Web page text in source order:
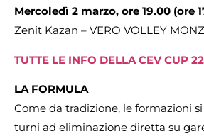
Mercoledì 2 marzo, ore 19.00 (ore
Zenit Kazan – VERO VOLLEY
TUTTE LE INFO DELLA CEV CUP 22
LA FORMULA
Come da tradizione, le formazioni
turni ad eliminazione diretta su